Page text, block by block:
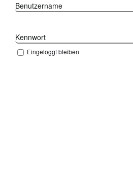
Benutzername
Kennwort
Eingeloggt bleiben